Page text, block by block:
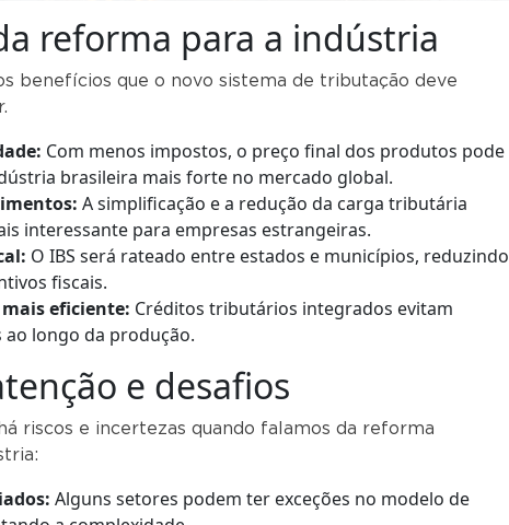
reforma para a indústria
benefícios que o novo sistema de tributação deve
Com menos impostos, o preço final dos produtos pode
brasileira mais forte no mercado global.
A simplificação e a redução da carga tributária
interessante para empresas estrangeiras.
O IBS será rateado entre estados e municípios, reduzindo
fiscais.
eficiente: Créditos tributários integrados evitam
longo da produção.
e desafios
riscos e incertezas quando falamos da reforma
Alguns setores podem ter exceções no modelo de